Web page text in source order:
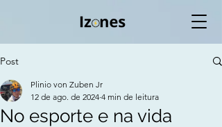
Post
No esporte e na vida
Plinio von Zuben Jr
12 de ago. de 2024 4 min de leitura